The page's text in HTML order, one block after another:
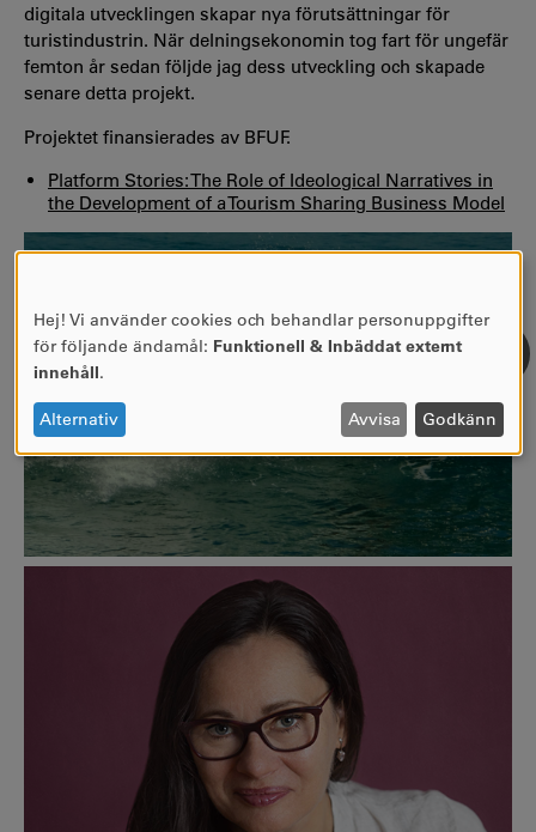
digitala utvecklingen skapar nya förutsättningar för
turistindustrin. När delningsekonomin tog fart för ungefär
femton år sedan följde jag dess utveckling och skapade
senare detta projekt.
Projektet finansierades av BFUF.
Platform Stories: The Role of Ideological Narratives in
the Development of a Tourism Sharing Business Model
ANVÄNDNING
AV
OCH
COOKIES
Hej! Vi använder cookies och behandlar personuppgifter
för följande ändamål: Funktionell & Inbäddat externt
innehåll.
Alternativ Avvisa Godkänn